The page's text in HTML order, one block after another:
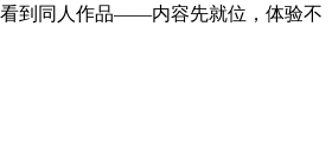
到同人作品——内容先就位，体验不